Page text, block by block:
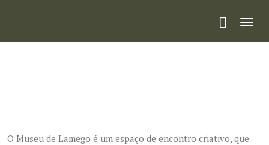
O Museu de Lamego é um espaço de encontro criativo, que